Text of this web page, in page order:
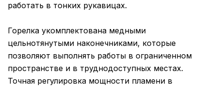
работать в тонких рукавицах.
Горелка укомплектована медными
цельнотянутыми наконечниками, которые
позволяют выполнять работы в ограниченном
пространстве и в труднодоступных местах.
Точная регулировка мощности пламени в